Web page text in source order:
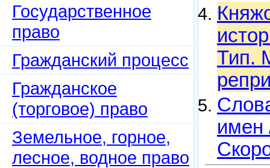
Государственное
право
Гражданский процесс
Гражданское
(торговое) право
Земельное, горное,
лесное, водное право
Тип.
имен